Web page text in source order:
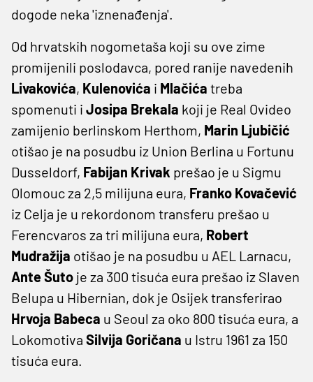
dogode neka 'iznenađenja'.
Od hrvatskih nogometaša koji su ove zime
promijenili poslodavca, pored ranije navedenih
Livakovića, Kulenovića i Mlačića treba
spomenuti i Josipa Brekala koji je Real Ovideo
zamijenio berlinskom Herthom, Marin Ljubičić
otišao je na posudbu iz Union Berlina u Fortunu
Dusseldorf, Fabijan Krivak prešao je u Sigmu
Olomouc za 2,5 milijuna eura, Franko Kovačević
iz Celja je u rekordonom transferu prešao u
Ferencvaros za tri milijuna eura, Robert
Mudražija otišao je na posudbu u AEL Larnacu,
AnteŠuto je za 300 tisuća eura prešao iz Slaven
Belupa u Hibernian, dok je Osijek transferirao
Hrvoja Babeca u Seoul za oko 800 tisuća eura, a
Lokomotiva Silvija Goričana u Istru 1961 za 150
tisuća eura.